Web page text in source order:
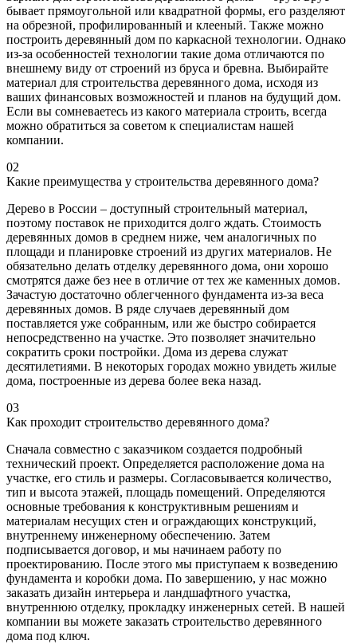
бывает прямоугольной или квадратной формы, его разделяют
на обрезной, профилированный и клееный. Также можно
построить деревянный дом по каркасной технологии. Однако
из-за особенностей технологии такие дома отличаются по
внешнему виду от строений из бруса и бревна. Выбирайте
материал для строительства деревянного дома, исходя из
ваших финансовых возможностей и планов на будущий дом.
Если вы сомневаетесь из какого материала строить, всегда
можно обратиться за советом к специалистам нашей
компании.
02
Какие преимущества у строительства деревянного дома?
Дерево в России – доступный строительный материал,
поэтому поставок не приходится долго ждать. Стоимость
деревянных домов в среднем ниже, чем аналогичных по
площади и планировке строений из других материалов. Не
обязательно делать отделку деревянного дома, они хорошо
смотрятся даже без нее в отличие от тех же каменных домов.
Зачастую достаточно облегченного фундамента из-за веса
деревянных домов. В ряде случаев деревянный дом
поставляется уже собранным, или же быстро собирается
непосредственно на участке. Это позволяет значительно
сократить сроки постройки. Дома из дерева служат
десятилетиями. В некоторых городах можно увидеть жилые
дома, построенные из дерева более века назад.
03
Как проходит строительство деревянного дома?
Сначала совместно с заказчиком создается подробный
технический проект. Определяется расположение дома на
участке, его стиль и размеры. Согласовывается количество,
тип и высота этажей, площадь помещений. Определяются
основные требования к конструктивным решениям и
материалам несущих стен и ограждающих конструкций,
внутреннему инженерному обеспечению. Затем
подписывается договор, и мы начинаем работу по
проектированию. После этого мы приступаем к возведению
фундамента и коробки дома. По завершению, у нас можно
заказать дизайн интерьера и ландшафтного участка,
внутреннюю отделку, прокладку инженерных сетей. В нашей
компании вы можете заказать строительство деревянного
дома под ключ.